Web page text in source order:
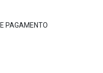
PAGAMENTO